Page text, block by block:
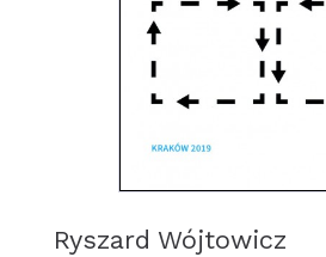
Ryszard Wójtowicz